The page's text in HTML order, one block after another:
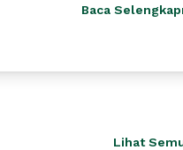
Baca
Lihat